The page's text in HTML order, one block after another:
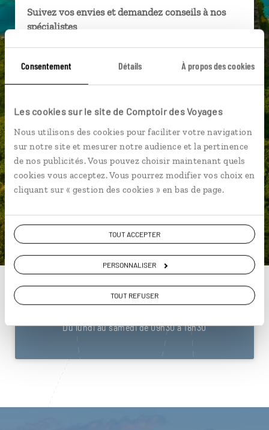
Consentement Détails À propos des cookies
Les cookies sur le site de Comptoir des Voyages
Nous utilisons des cookies pour faciliter votre navigation
sur notre site et mesurer notre audience et la pertinence
de nos publicités. Vous pouvez choisir maintenant quels
cookies vous acceptez. Vous pourrez modifier vos choix en
cliquant sur « gestion des cookies » en bas de page.
TOUT ACCEPTER
PERSONNALISER
TOUT REFUSER
Suivez vos envies et demandez conseils à nos
spécialistes
près de vos envies et de la réalité du pays.
Échangez en face à face ou depuis nos studios
téléphone.
Vous gardez le même interlocuteur avant,
pendant et après votre voyage.
DEMANDER UN DEVIS
ou
Construisez votre voyage avec un spécialiste
Polynésie
01 86 95 65 50
Du lundi au samedi de 09h30 à 18h30